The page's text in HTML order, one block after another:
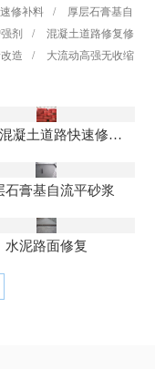
修补料 /
厚层石膏基自
剂 /
混凝土道路修复修
造 /
大流动高强无收缩
高聚物混凝土道路快速修补料
石膏基自流平砂浆
水泥路面修复